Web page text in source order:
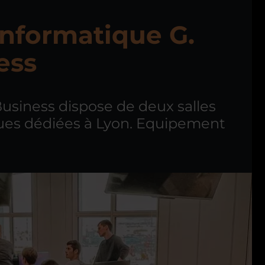
G.
dispose de deux salles
dédiées à Lyon. Equipement